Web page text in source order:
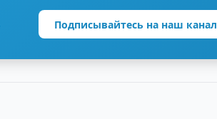
Подписывайтесь на наш канал